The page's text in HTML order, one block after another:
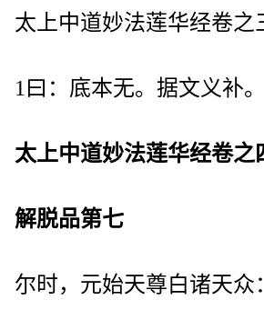
太上中道妙法莲华经卷之
1曰：底本无。据文义补。
太上中道妙法莲华经卷之
解脱品第七
尔时，元始天尊白诸天众